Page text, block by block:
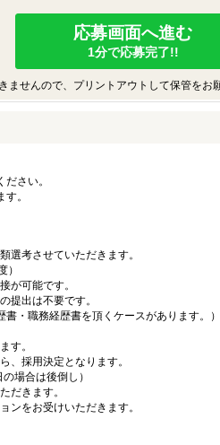
応募画面へ進む
1分で応募完了!!
せんので、プリントアウトして保管をお
ださい。
。
選考させていただきます。
）
が可能です。
提出は不要です。
・職務経歴書を頂くケースがあります。）
す。
、採用決定となります。
場合は後倒し）
だきます。
ンをお受けいただきます。